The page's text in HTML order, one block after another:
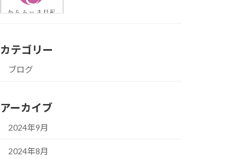
カテゴリー
ブログ
アーカイブ
2024年9月
2024年8月